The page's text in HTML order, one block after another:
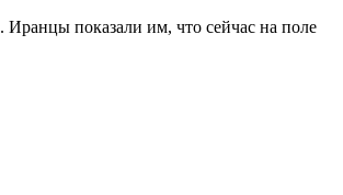
показали им, что сейчас на поле